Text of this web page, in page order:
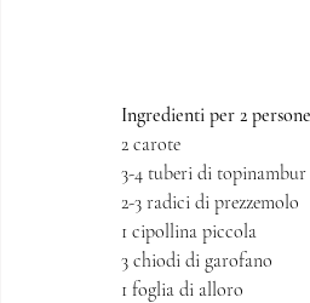
Ingredienti per 2 persone
2 carote
3-4 tuberi di topinambur
2-3 radici di prezzemolo
1 cipollina piccola
3 chiodi di garofano
1 foglia di alloro